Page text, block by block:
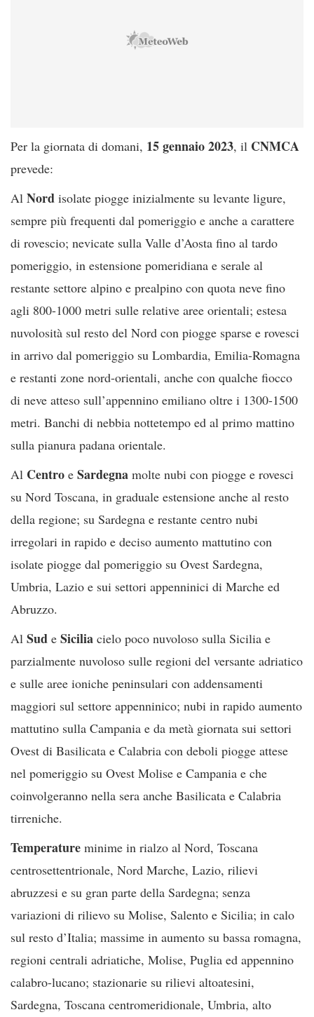
Per la giornata di domani, 15 gennaio 2023, il CNMCA
prevede:
Al Nord isolate piogge inizialmente su levante ligure,
sempre più frequenti dal pomeriggio e anche a carattere
di rovescio; nevicate sulla Valle d’Aosta fino al tardo
pomeriggio, in estensione pomeridiana e serale al
restante settore alpino e prealpino con quota neve fino
agli 800-1000 metri sulle relative aree orientali; estesa
nuvolosità sul resto del Nord con piogge sparse e rovesci
in arrivo dal pomeriggio su Lombardia, Emilia-Romagna
e restanti zone nord-orientali, anche con qualche fiocco
di neve atteso sull’appennino emiliano oltre i 1300-1500
metri. Banchi di nebbia nottetempo ed al primo mattino
sulla pianura padana orientale.
Al Centro e Sardegna molte nubi con piogge e rovesci
su Nord Toscana, in graduale estensione anche al resto
della regione; su Sardegna e restante centro nubi
irregolari in rapido e deciso aumento mattutino con
isolate piogge dal pomeriggio su Ovest Sardegna,
Umbria, Lazio e sui settori appenninici di Marche ed
Abruzzo.
Al Sud e Sicilia cielo poco nuvoloso sulla Sicilia e
parzialmente nuvoloso sulle regioni del versante adriatico
e sulle aree ioniche peninsulari con addensamenti
maggiori sul settore appenninico; nubi in rapido aumento
mattutino sulla Campania e da metà giornata sui settori
Ovest di Basilicata e Calabria con deboli piogge attese
nel pomeriggio su Ovest Molise e Campania e che
coinvolgeranno nella sera anche Basilicata e Calabria
tirreniche.
Temperature minime in rialzo al Nord, Toscana
centrosettentrionale, Nord Marche, Lazio, rilievi
abruzzesi e su gran parte della Sardegna; senza
variazioni di rilievo su Molise, Salento e Sicilia; in calo
sul resto d’Italia; massime in aumento su bassa romagna,
regioni centrali adriatiche, Molise, Puglia ed appennino
calabro-lucano; stazionarie su rilievi altoatesini,
Sardegna, Toscana centromeridionale, Umbria, alto